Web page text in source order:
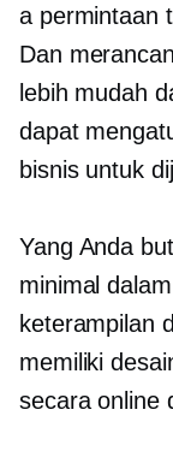
a permintaan
Dan
lebih mudah
dapat
bisnis untuk
Yang Anda
minimal
keterampilan
memiliki
secara online